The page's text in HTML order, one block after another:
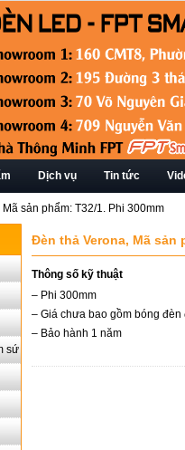
Dịch vụ Tin tức
sản phẩm: T32/1. Phi 300mm
sứ
Đèn thả Verona, Mã sản
Thông số kỹ thuật
– Phi 300mm
– Giá chưa bao gồm bóng đèn
– Bảo hành 1 năm